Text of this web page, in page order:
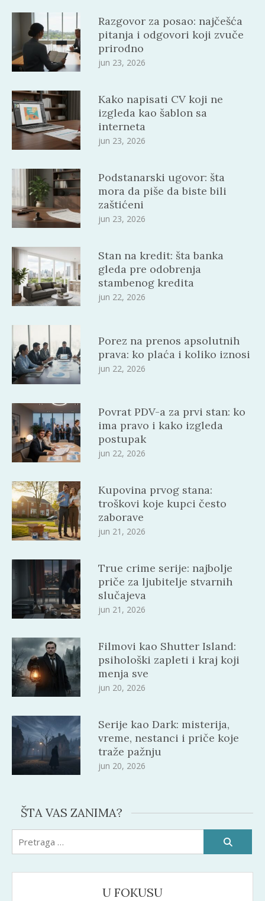
Razgovor za posao: najčešća
pitanja i odgovori koji zvuče
prirodno
jun 23, 2026
Kako napisati CV koji ne
izgleda kao šablon sa
interneta
jun 23, 2026
Podstanarski ugovor: šta
mora da piše da biste bili
zaštićeni
jun 23, 2026
Stan na kredit: šta banka
gleda pre odobrenja
stambenog kredita
jun 22, 2026
Porez na prenos apsolutnih
prava: ko plaća i koliko iznosi
jun 22, 2026
Povrat PDV-a za prvi stan: ko
ima pravo i kako izgleda
postupak
jun 22, 2026
Kupovina prvog stana:
troškovi koje kupci često
zaborave
jun 21, 2026
True crime serije: najbolje
priče za ljubitelje stvarnih
slučajeva
jun 21, 2026
Filmovi kao Shutter Island:
psihološki zapleti i kraj koji
menja sve
jun 20, 2026
Serije kao Dark: misterija,
vreme, nestanci i priče koje
traže pažnju
jun 20, 2026
ŠTA VAS ZANIMA?
U FOKUSU